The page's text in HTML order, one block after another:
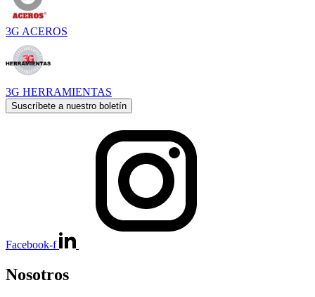
3G ACEROS
3G HERRAMIENTAS
Suscríbete a nuestro boletín
Facebook-f
Nosotros